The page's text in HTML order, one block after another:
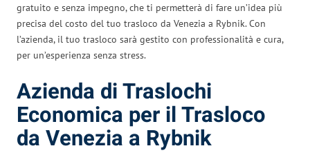
gratuito e senza impegno, che ti permetterà di fare un’idea più
precisa del costo del tuo trasloco da Venezia a Rybnik. Con
l’azienda, il tuo trasloco sarà gestito con professionalità e cura,
per un’esperienza senza stress.
Azienda di Traslochi
Economica per il Trasloco
da Venezia a Rybnik